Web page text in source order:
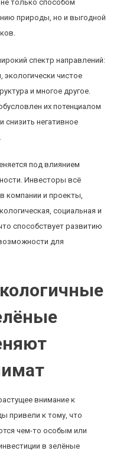
только способом
природы, но и выгодной
спектр направлений:
экологически чистое
и многое другое.
их потенциалом
снизить негативное
под влиянием
Инвесторы всё
компании и проекты,
социальная и
способствует развитию
для
внимание к
привели к тому, что
чем-то особым или
в зелёные